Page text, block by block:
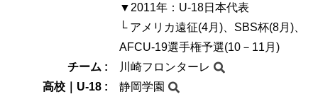
▼2011年：U-18日本代表
└ アメリカ遠征(4月)、SBS杯(8月)、
AFCU-19選手権予選(10－11月)
チーム :
川崎フロンターレ
高校｜U-18 :
静岡学園